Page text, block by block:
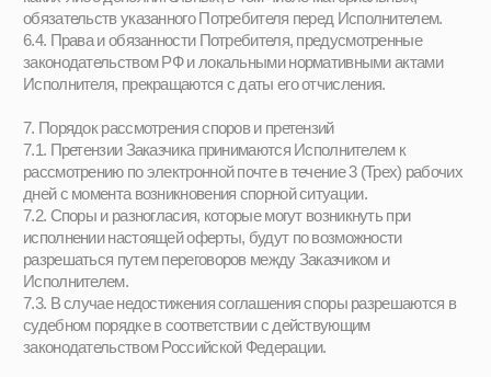
ОГРН 1227700055109Банк: АО "АЛЬФА-БАНК"
БИК 04452559з
к/с 30101810200000000593
Тел. +79917792620